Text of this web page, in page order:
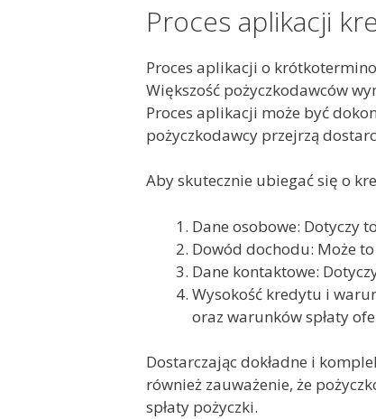
Proces aplikacji
Proces aplikacji o
Większość pożyczkodawców
Proces aplikacji może być
pożyczkodawcy przejrzą
Aby skutecznie ubiegać się o
Dane osobowe: Dotyczy
Dowód dochodu: Może
Dane kontaktowe:
Wysokość kredytu i
oraz warunków spłaty
Dostarczając dokładne i
również zauważenie, że
spłaty pożyczki.